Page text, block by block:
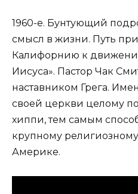
1960-е. Бунтующий
смысл в жизни. Путь
Калифорнию к
Иисуса». Пастор Чак
наставником Грега.
своей церкви целому
хиппи, тем самым
крупному
Америке.